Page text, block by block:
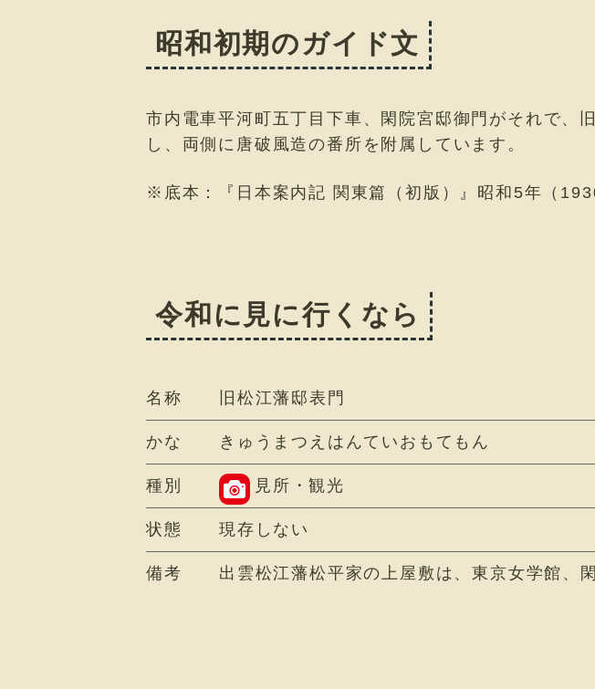
昭和初期のガイド文
市内電車平河町五丁目下車、閑院宮邸御門がそれで、
し、両側に唐破風造の番所を附属しています。
※底本：『日本案内記 関東篇（初版）』昭和5年（
令和に見に行くなら
名称 旧松江藩邸表門
かな きゅうまつえはんていおもてもん
種別 見所・観光
状態 現存しない
備考 出雲松江藩松平家の上屋敷は、東京女学館、